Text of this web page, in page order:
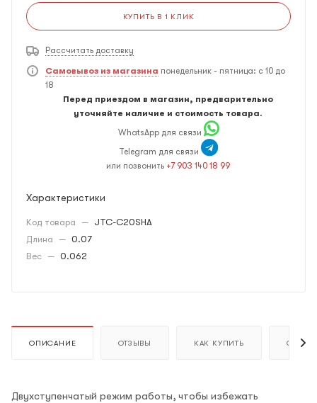
КУПИТЬ В 1 КЛИК
Рассчитать доставку
Самовывоз из магазина понедельник - пятница: с 10 до
18
Перед приездом в магазин, предварительно
уточняйте наличие и стоимость товара.
WhatsApp для связи
Telegram для связи
или позвонить +7 903 140 18 99
Характеристики
Код товара — JTC-C20SHA
Длина — 0.07
Вес — 0.062
ОПИСАНИЕ ОТЗЫВЫ КАК КУПИТЬ ОПЛАТА
Двухступенчатый режим работы, чтобы избежать